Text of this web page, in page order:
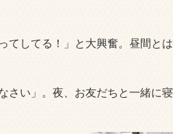
てしてる！」と大興奮。昼間とは
さい」。夜、お友だちと一緒に寝